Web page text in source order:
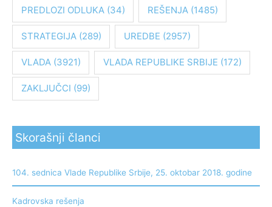
PREDLOZI ODLUKA(34) REŠENJA(1485)
STRATEGIJA(289) UREDBE (2957)
VLADA(3921) VLADA REPUBLIKE SRBIJE (172)
ZAKLJUČCI (99)
Skorašnji članci
104. sednica Vlade Republike Srbije, 25. oktobar 2018. godine
Kadrovska rešenja